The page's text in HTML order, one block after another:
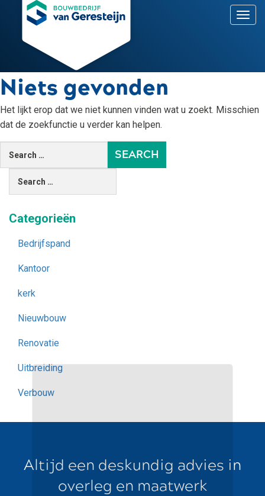
T
o
e
v
Niets gevonden
Het lijkt erop dat we niet kunnen vinden wat u zoekt. Misschien
dat de zoekfunctie u verder kan helpen.
Categorieën
Bedrijfspand
Kantoor
kerk
Nieuwbouw
Renovatie
Uitbreiding
Verbouw
Altijd een deskundig advies in
overleg en maatwerk